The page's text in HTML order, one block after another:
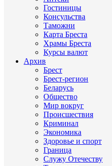
Гостиницы
Консульства
Таможни
Карта Бреста
Храмы Бреста
Курсы валют
Архив
Брест
Брест-регион
Беларусь
Общество
Мир вокруг
Происшествия
Криминал
Экономика
Здоровье и спорт
Граница
Служу Отечеству